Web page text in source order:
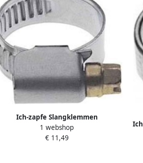
Ich-zapfe Slangklemmen
Wormdraadklem voor 7 mm slangen
1 webshop
€ 11,49